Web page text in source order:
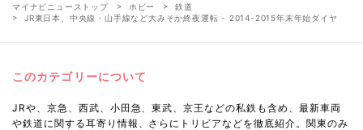
マイナビニューストップ ホビー
鉄道
JR東日本、中央線・山手線など大みそか終夜運転 - 2014-2015年末年始ダイヤ
このカテゴリーについて
JRや、京急、西武、小田急、東武、京王などの私鉄も含め、最新車両
や鉄道に関する耳寄り情報、さらにトリビアなどを徹底紹介。関東のみ